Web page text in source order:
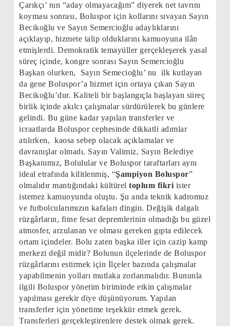
Çarıkçı’ nın “aday olmayacağım” diyerek net tavrını
koyması sonrası, Boluspor için kollarını sıvayan Sayın
Becikoğlu ve Sayın Semercioğlu adaylıklarını
açıklayıp, hizmete talip olduklarını kamuoyuna ilân
etmişlerdi. Demokratik temayüller gerçekleşerek yasal
süreç içinde, kongre sonrası Sayın Semercioğlu
Başkan olurken,
Sayın Semecioğlu’ nu
ilk kutlayan
da gene Boluspor’a hizmet için ortaya çıkan Sayın
Becikoğlu’dur. Kaliteli bir başlangıçla başlayan süreç
birlik içinde akılcı çalışmalar sürdürülerek bu günlere
gelindi. Bu güne kadar yapılan transferler ve
icraatlarda Boluspor cephesinde dikkatli adımlar
atılırken, kaosa sebep olacak açıklamalar ve
davranışlar olmadı. Sayın Valimiz, Sayın Belediye
Başkanımız, Bolulular ve Boluspor taraftarları aynı
ideal etrafında kilitlenmiş, “Şampiyon Boluspor”
olmalıdır mantığındaki kültürel toplum fikri ister
istemez kamuoyunda oluştu. Şu anda teknik kadromuz
ve futbolcularımızın kafaları dingin. Değişik dalgalı
rüzgârların, fitne fesat depremlerinin olmadığı bu güzel
atmosfer, arzulanan ve olması gereken gıpta edilecek
ortam içindeler. Bolu zaten başka iller için cazip kamp
merkezi değil midir? Bolunun ilçelerinde de Boluspor
rüzgârlarını estirmek için İlçeler bazında çalışmalar
yapabilmenin yolları mutlaka zorlanmalıdır. Bununla
ilgili Boluspor yönetim biriminde etkin çalışmalar
yapılması gerekir diye düşünüyorum. Yapılan
transferler için yönetime teşekkür etmek gerek.
Transferleri gerçekleştirenlere destek olmak gerek.